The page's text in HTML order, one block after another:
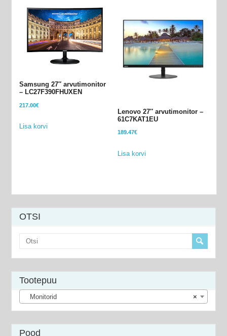
Samsung 27″ arvutimonitor
– LC27F390FHUXEN
217.00€
Lisa korvi
Lenovo 27″ arvutimonitor –
61C7KAT1EU
189.47€
Lisa korvi
OTSI
Tootepuu
×
Monitorid
Pood